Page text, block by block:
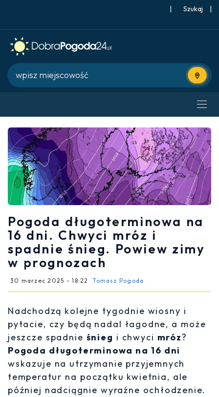
| |
Użyj
Pogoda długoterminowa na
16 dni. Chwyci mróz i
spadnie śnieg. Powiew zimy
w prognozach
30 marzec 2025 - 18:22 Tomasz Pogoda
Nadchodzą kolejne tygodnie wiosny i
pytacie, czy będą nadal łagodne, a może
jeszcze spadnie śnieg i chwyci mróz?
Pogoda długoterminowa na 16 dni
wskazuje na utrzymanie przyjemnych
temperatur na początku kwietnia, ale
później nadciągnie wyraźne ochłodzenie.